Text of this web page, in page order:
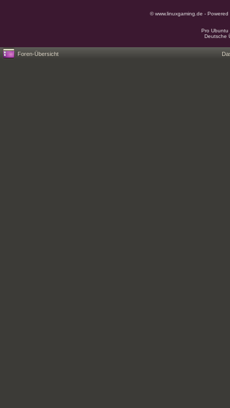
© www.linuxgaming.de -
Pro
Deutsche
Foren-Übersicht